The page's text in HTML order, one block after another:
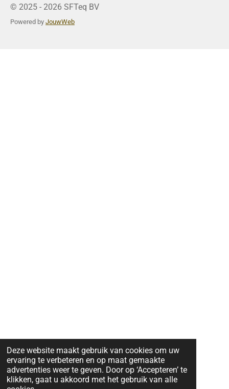
Deze website maakt gebruik van cookies om uw
ervaring te verbeteren en op maat gemaakte
advertenties weer te geven. Door op ‘Accepteren’ te
klikken, gaat u akkoord met het gebruik van alle
© 2025 - 2026 SFTeq BV
Powered by JouwWeb